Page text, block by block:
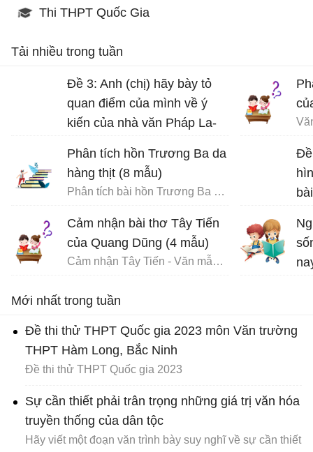
Thi THPT Quốc Gia
Tải nhiều trong tuần
Đề 3: Anh (chị) hãy bày tỏ
quan điểm của mình về ý
kiến của nhà văn Pháp La-
nâng cao tinh thần ta lên và
gợi cho ta những tình cảm
cao quý và can đảm,...
Phân tích hồn Trương Ba da
hàng thịt (8 mẫu)
Phân tích bài hồn Trương Ba da hàng thịt - Văn mẫu 12
Cảm nhận bài thơ Tây Tiến
của Quang Dũng (4 mẫu)
Cảm nhận Tây Tiến - Văn mẫu 12
Đề
Mới nhất trong tuần
Đề thi thử THPT Quốc gia 2023 môn Văn trường
THPT Hàm Long, Bắc Ninh
Đề thi thử THPT Quốc gia 2023
Sự cần thiết phải trân trọng những giá trị văn hóa
truyền thống của dân tộc
Hãy viết một đoạn văn trình bày suy nghĩ về sự cần thiết